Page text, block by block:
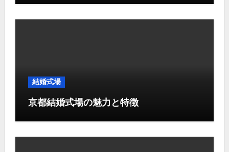
結婚式場
京都結婚式場の魅力と特徴